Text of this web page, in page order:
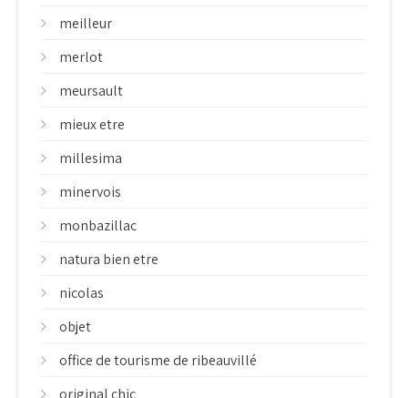
meilleur
merlot
meursault
mieux etre
millesima
minervois
monbazillac
natura bien etre
nicolas
objet
office de tourisme de ribeauvillé
original chic